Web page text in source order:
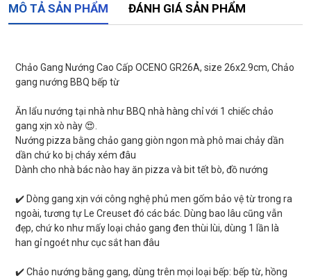
MÔ TẢ SẢN PHẨM ĐÁNH GIÁ SẢN PHẨM
Chảo Gang Nướng Cao Cấp OCENO GR26A, size 26x2.9cm, Chảo
gang nướng BBQ bếp từ
Ăn lẩu nướng tại nhà như BBQ nhà hàng chỉ với 1 chiếc chảo
gang xịn xò này 😍.
Nướng pizza bằng chảo gang giòn ngon mà phô mai chảy dần
dần chứ ko bị cháy xém đâu
Dành cho nhà bác nào hay ăn pizza và bit tết bò, đồ nướng
✔️ Dòng gang xịn với công nghệ phủ men gốm bảo vệ từ trong ra
ngoài, tương tự Le Creuset đó các bác. Dùng bao lâu cũng vẫn
đẹp, chứ ko như mấy loại chảo gang đen thùi lùi, dùng 1 lần là
han gỉ ngoét như cục sắt han đâu
✔️ Chảo nướng bằng gang, dùng trên mọi loại bếp: bếp từ, hồng